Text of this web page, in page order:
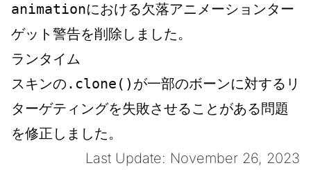
animationにおける欠落アニメーションター
ゲット 警告を削除しました。
ランタイム
スキンの .clone() が一部のボーンに対するリ
ターゲティングを失敗させることがある問題
を修正しました。
Last Update: November 26, 2023